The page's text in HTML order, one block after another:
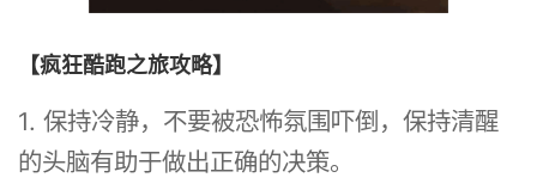
【疯狂酷跑之旅攻略】
1. 保持冷静，不要被恐怖氛围吓倒，保持清醒
的头脑有助于做出正确的决策。